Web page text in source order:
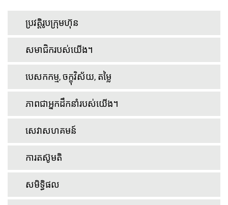
ប្រវត្តិរូបក្រុមហ៊ុន
សមាជិករបស់យើង។
បេសកកម្ម, ចក្ខុវិស័យ, តម្លៃ
ភាពជាអ្នកដឹកនាំរបស់យើង។
សេវាសហគមន៍
ការតស៊ូមតិ
សមិទ្ធិផល